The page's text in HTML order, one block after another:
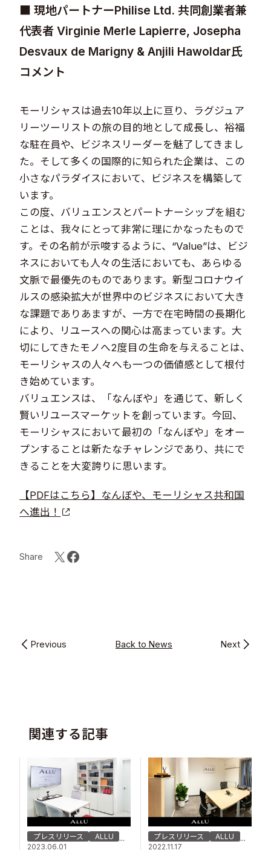
■ 現地パートナーPhilise Ltd. 共同創業者兼
代表者 Virginie Merle Lapierre, Josepha
Desvaux de Marigny & Anjili Hawoldar氏
コメント
モーリシャスは過去10年以上に亘り、ラグジュア
リーツーリストの旅の目的地として成長し、裕福
な駐在員や、ビジネスリーダーを魅了してきまし
た。そして多くの国際的に知られた企業は、この
小さなパラダイスにおいて、ビジネスを構築して
います。
この度、バリュエンスとパートナーシップを組む
ことは、我々にとって非常に理にかなったもので
す。その名前が示唆するように、“Value”は、ビジ
ネスにおいても人々の生活においても、あらゆる
文脈で最優先のものであります。新型コロナウイ
ルスの感染拡大が世界中のビジネスにおいて大き
な課題でありあますが、一方で在宅時間の長期化
により、リユースへの関心は高まっています。大
切にしてきたモノへ2度目の生命を与えることは、
モーリシャスの人々へも一つの価値感として根付
き始めています。
バリュエンスは、「なんぼや」を通じて、新しく
賢いリユースマーケットを創っています。今回、
モーリシャスにおいて最初の「なんぼや」をオー
プンすることは新たなチャレンジであり、共にで
きることを大変誇りに思います。 ​
【PDFはこちら】なんぼや、モーリシャス共和国
へ進出！
Share
Previous Back to News Next
関連する記事
プレスリリース ALLU
...
2023.06.01
プレスリリース ALLU
...
2022.11.17